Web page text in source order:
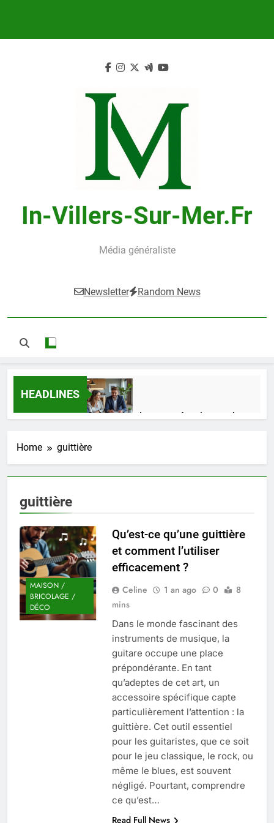
In-Villers-Sur-Mer.fr
Média généraliste
Newsletter Random News
HEADLINES
Guide complet pour réussir un achat
1 Semaine Ago
Quel est le salaire de Myriam Seurat en
2025 ?
4 Mois Ago
Okrami : comprendre ses
fonctionnalités clés et avantages
4 Mois Ago
Découvrez notre test d’orientation
gratuit spécialement conçu pour
collégiens et lycéens
4 Mois Ago
Liste complète des marques
rezoactif.com à connaître en 2025
4 Mois Ago
Home guittière
guittière
MAISON /
BRICOLAGE /
DÉCO
Qu’est-ce qu’une guittière
et comment l’utiliser
efficacement ?
Celine 1 an ago 0
8
mins
Dans le monde fascinant des
instruments de musique, la
guitare occupe une place
prépondérante. En tant
qu’adeptes de cet art, un
accessoire spécifique capte
particulièrement l’attention : la
guittière. Cet outil essentiel
pour les guitaristes, que ce soit
pour le jeu classique, le rock, ou
même le blues, est souvent
négligé. Pourtant, comprendre
ce qu’est…
Read Full News